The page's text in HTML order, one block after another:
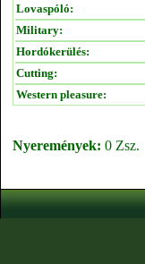
Lovaspóló:
Military:
Hordókerülés:
Cutting:
Western pleasure:
Nyeremények: 0 Zsz.